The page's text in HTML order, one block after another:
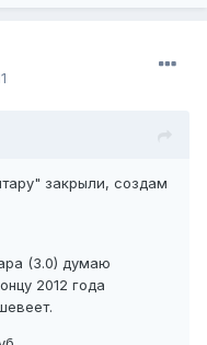
закрыли, создам
(3.0) думаю
2012 года